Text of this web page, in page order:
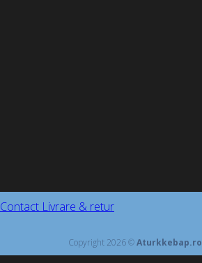
Contact Livrare & retur
Copyright 2026 ©Aturkkebap.ro